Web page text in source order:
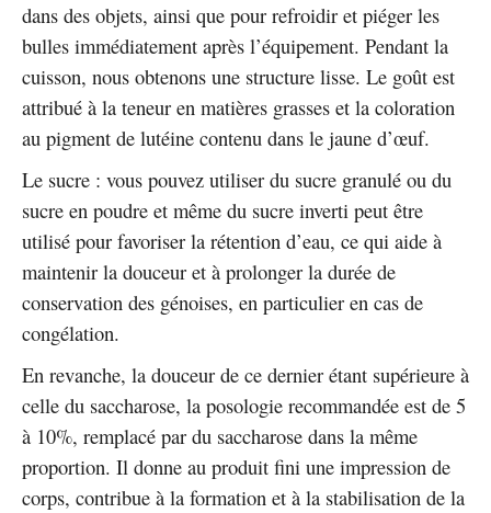
dans des objets, ainsi que pour refroidir et piéger les
bulles immédiatement après l’équipement. Pendant la
cuisson, nous obtenons une structure lisse. Le goût est
attribué à la teneur en matières grasses et la coloration
au pigment de lutéine contenu dans le jaune d’œuf.
Le sucre : vous pouvez utiliser du sucre granulé ou du
sucre en poudre et même du sucre inverti peut être
utilisé pour favoriser la rétention d’eau, ce qui aide à
maintenir la douceur et à prolonger la durée de
conservation des génoises, en particulier en cas de
congélation.
En revanche, la douceur de ce dernier étant supérieure à
celle du saccharose, la posologie recommandée est de 5
à 10%, remplacé par du saccharose dans la même
proportion. Il donne au produit fini une impression de
corps, contribue à la formation et à la stabilisation de la